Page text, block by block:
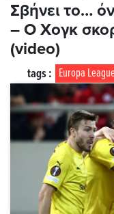
Σβήνει το…
– Ο Χογκ
(video)
Europa League
tags :